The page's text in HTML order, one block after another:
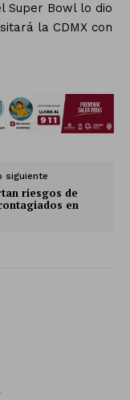
Super Bowl lo dio
la CDMX con
siguiente
riesgos de
en